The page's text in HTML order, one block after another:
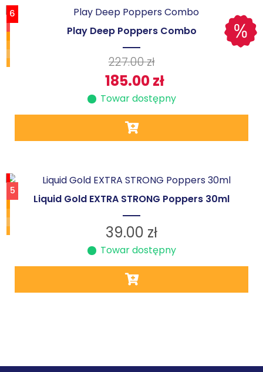
6
Play Deep Poppers Combo
227.00zł
185.00zł
Towar dostępny
5
Liquid Gold EXTRA STRONG Poppers 30ml
39.00 zł
Towar dostępny